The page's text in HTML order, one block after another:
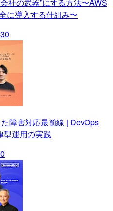
社の武器”にする方法〜AWS
に導入する仕組み〜
障害対応最前線 | DevOps
型運用の実践